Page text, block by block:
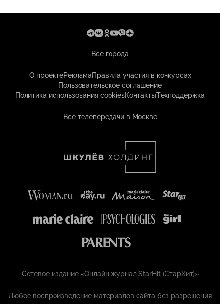
Все города
О проектеРекламаПравила участия в конкурсах
Пользовательское соглашение
Политика использования cookiesКонтактыТехподдержка
Все телепередачи в Москве
Сетевое издание «Онлайн журнал StarHit (СтарХит)»
Любое воспроизведение материалов сайта без разрешения